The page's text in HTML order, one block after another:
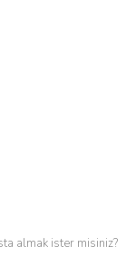
almak ister misiniz?